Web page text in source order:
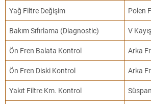
Yağ Filtre Değişim Polen
Bakım Sıfırlama (Diagnostic) V
Ön Fren Balata Kontrol Arka
Ön Fren Diski Kontrol Arka
Yakıt Filtre Km. Kontrol